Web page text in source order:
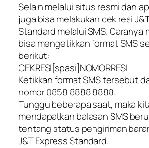
Selain melalui situs resmi dan
juga bisa melakukan cek resi
Standard melalui SMS. Caranya
bisa mengetikkan format SMS
berikut:
CEKRESI[spasi]NOMORRESI
Ketikkan format SMS tersebut
nomor 0858 8888 8888.
Tunggu beberapa saat, maka
mendapatkan balasan SMS
tentang status pengiriman
J&T Express Standard.